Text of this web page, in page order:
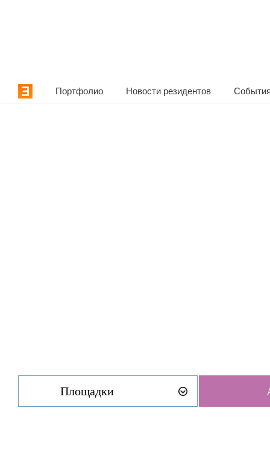
Портфолио Новости резидентов
Площадки